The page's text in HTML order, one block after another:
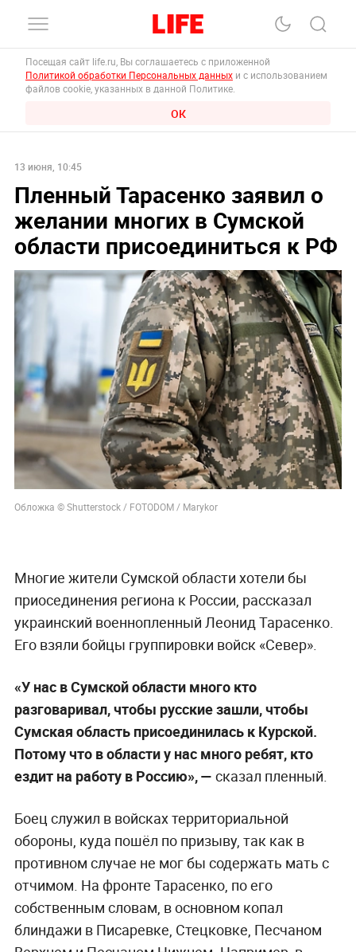
Посещая сайт life.ru, Вы соглашаетесь с приложенной
Политикой обработки Персональных данных и с использованием
файлов cookie, указанных в данной Политике.
ОК
13 июня, 10:45
Пленный Тарасенко заявил о
желании многих в Сумской
области присоединиться к РФ
Обложка © Shutterstock / FOTODOM / Marykor
Многие жители Сумской области хотели бы
приосединения региона к России, рассказал
украинский военнопленный Леонид Тарасенко.
Его взяли бойцы группировки войск «Север».
«У нас в Сумской области много кто
разговаривал, чтобы русские зашли, чтобы
Сумская область присоединилась к Курской.
Потому что в области у нас много ребят, кто
ездит на работу в Россию», — сказал пленный.
Боец служил в войсках территориальной
обороны, куда пошёл по призыву, так как в
противном случае не мог бы содержать мать с
отчимом. На фронте Тарасенко, по его
собственным словам, в основном копал
блиндажи в Писаревке, Стецковке, Песчаном